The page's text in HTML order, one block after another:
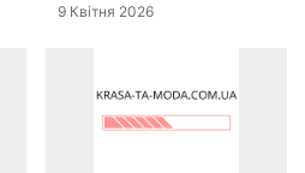
9 Квітня 2026